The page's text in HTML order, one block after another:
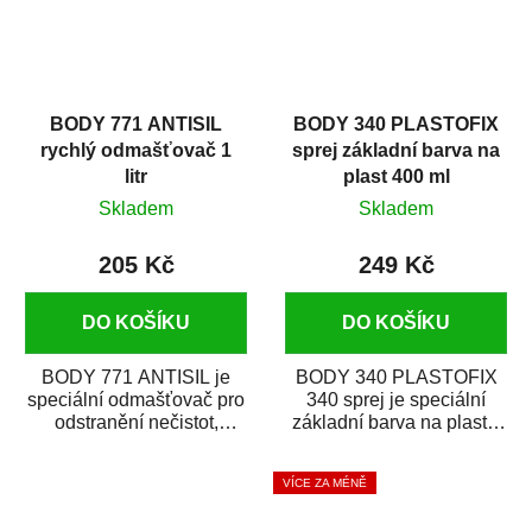
BODY 771 ANTISIL
rychlý odmašťovač 1
litr
Skladem
205 Kč
DO KOŠÍKU
BODY 771 ANTISIL je
speciální odmašťovač pro
odstranění nečistot,
BODY 340 PLASTOFIX
sprej základní barva na
plast 400 ml
Skladem
249 Kč
DO KOŠÍKU
BODY 340 PLASTOFIX
340 sprej je speciální
základní barva na plasty,
vrchních...
VÍCE ZA MÉNĚ